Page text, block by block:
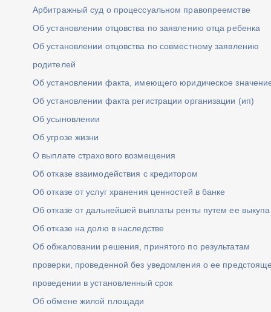
Арбитражный суд о процессуальном правопреемстве
Об установлении отцовства по заявлению отца ребенка
Об установлении отцовства по совместному заявлению
родителей
Об установлении факта, имеющего юридическое
Об установлении факта регистрации организации (ип)
Об усыновлении
Об угрозе жизни
О выплате страхового возмещения
Об отказе взаимодействия с кредитором
Об отказе от услуг хранения ценностей в банке
Об отказе от дальнейшей выплаты ренты путем ее выкупа
Об отказе на долю в наследстве
Об обжаловании решения, принятого по результатам
проверки, проведенной без уведомления о ее
проведении в установленный срок
Об обмене жилой площади